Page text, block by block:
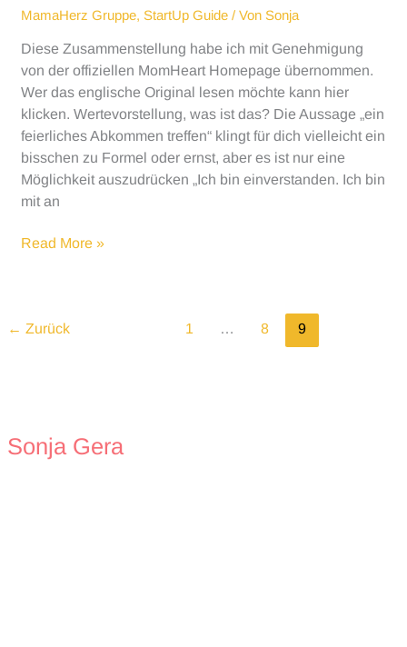
MamaHerz Gruppe,StartUp Guide / VonSonja
Diese Zusammenstellung habe ich mit Genehmigung
von der offiziellen MomHeart Homepage übernommen.
Wer das englische Original lesen möchte kann hier
klicken. Wertevorstellung, was ist das? Die Aussage „ein
feierliches Abkommen treffen“ klingt für dich vielleicht ein
bisschen zu Formel oder ernst, aber es ist nur eine
Möglichkeit auszudrücken „Ich bin einverstanden. Ich bin
mit an
MomHeartMinistry
Read More »
← Zurück 1 … 8 9
Sonja Gera